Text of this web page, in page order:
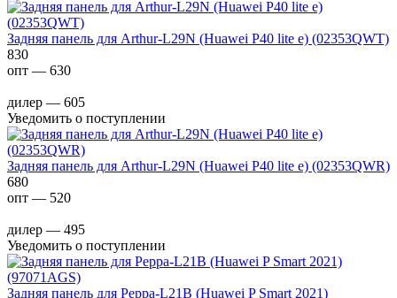
Задняя панель для Arthur-L29N (Huawei P40 lite e) (02353QWT)
830
опт — 630
дилер — 605
Уведомить о поступлении
Задняя панель для Arthur-L29N (Huawei P40 lite e) (02353QWR)
680
опт — 520
дилер — 495
Уведомить о поступлении
Задняя панель для Peppa-L21B (Huawei P Smart 2021)